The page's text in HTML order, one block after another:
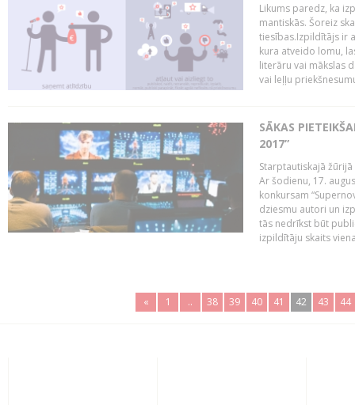
Likums paredz, ka
mantiskās. Šoreiz
tiesības.Izpildītājs ir
kura atveido lomu,
literāru vai mākslas
vai leļļu
SĀKAS
2017”
Starptautiskajā
Ar šodienu, 17.
konkursam
dziesmu autori un
tās nedrīkst būt
izpildītāju skaits
« 1 .. 38 39 40 41 42 43 44